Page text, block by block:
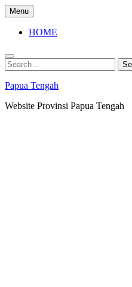
Skip
to
content
Menu
HOME
Search
for:
Search
Papua Tengah
Website Provinsi Papua Tengah